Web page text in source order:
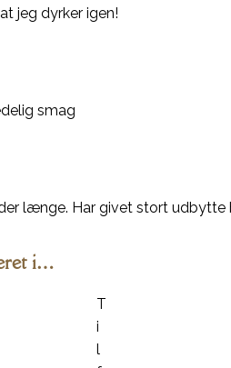
jeg dyrker igen!
smag
længe. Har givet stort udbytte
i…
T
i
l